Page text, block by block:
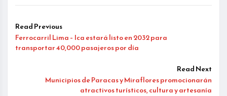
Read Previous
Ferrocarril Lima – Ica estará listo en 2032 para
transportar 40,000 pasajeros por día
Read Next
Municipios de Paracas y Miraflores promocionarán
atractivos turísticos, cultura y artesanía